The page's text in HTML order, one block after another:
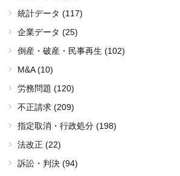
統計データ (117)
企業データ (25)
倒産・破産・民事再生 (102)
M&A (10)
労務問題 (120)
不正請求 (209)
指定取消・行政処分 (198)
法改正 (22)
訴訟・判決 (94)